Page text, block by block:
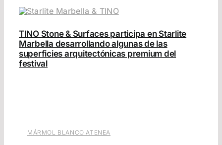
TINO Stone & Surfaces participa en Starlite
Marbella desarrollando algunas de las
superficies arquitectónicas premium del
festival
MÁRMOL BLANCO ATENEA